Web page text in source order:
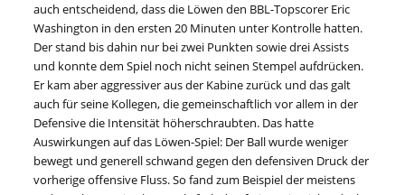
auch entscheidend, dass die Löwen den BBL-Topscorer Eric
Washington in den ersten 20 Minuten unter Kontrolle hatten.
Der stand bis dahin nur bei zwei Punkten sowie drei Assists
und konnte dem Spiel noch nicht seinen Stempel aufdrücken.
Er kam aber aggressiver aus der Kabine zurück und das galt
auch für seine Kollegen, die gemeinschaftlich vor allem in der
Defensive die Intensität höherschraubten. Das hatte
Auswirkungen auf das Löwen-Spiel: Der Ball wurde weniger
bewegt und generell schwand gegen den defensiven Druck der
vorherige offensive Fluss. So fand zum Beispiel der meistens